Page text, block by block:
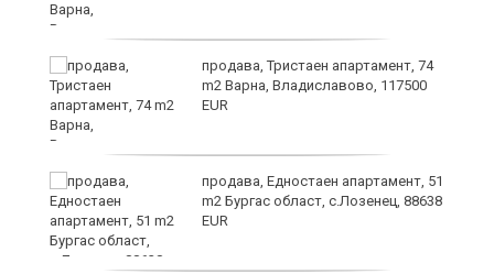
продава, Тристаен апартамент, 74
m2 Варна, Владиславово, 117500
EUR
продава, Едностаен апартамент, 51
m2 Бургас област, с.Лозенец, 88638
EUR